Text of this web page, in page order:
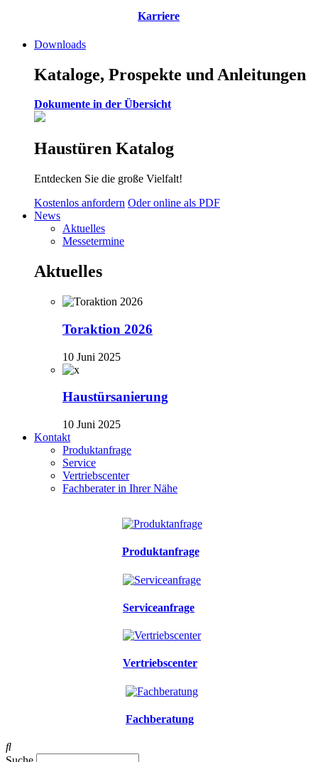
Karriere
Downloads
Kataloge, Prospekte und Anleitungen
Dokumente in der Übersicht
Haustüren Katalog
Entdecken Sie die große Vielfalt!
Kostenlos anfordern Oder online als PDF
News
Aktuelles
Messetermine
Aktuelles
Toraktion 2026
10 Juni 2025
Haustürsanierung
10 Juni 2025
Kontakt
Produktanfrage
Service
Vertriebscenter
Fachberater in Ihrer Nähe
Produktanfrage
Serviceanfrage
Vertriebscenter
Fachberatung